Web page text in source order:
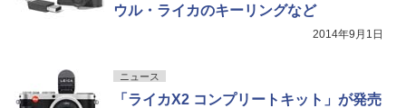
ウル・ライカのキーリングなど
2014年9月1日
ニュース
「ライカX2 コンプリートキット」が発売